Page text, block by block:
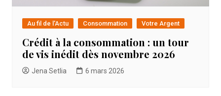
Au fil de l'Actu Consommation Votre Argent
Crédit à la consommation : un tour
de vis inédit dès novembre 2026
Jena Setlia 6 mars 2026